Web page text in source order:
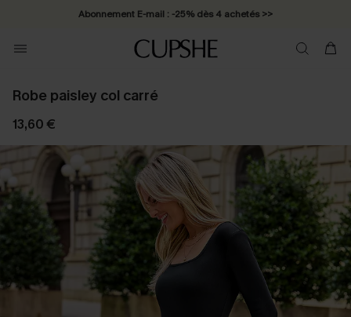
Abonnement E-mail : -25% dès 4 achetés >>
Robe paisley col carré
13,60 €